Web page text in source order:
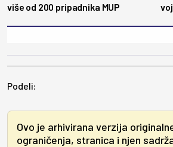
više od 200 pripadnika MUP
Podeli:
Ovo je arhivirana verzija
ograničenja, stranica i njen